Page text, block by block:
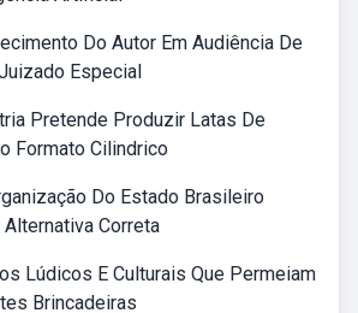
Do Autor Em Audiência De
Especial
Pretende Produzir Latas De
Formato Cilindrico
Do Estado Brasileiro
Correta
Lúdicos E Culturais Que Permeiam
Brincadeiras